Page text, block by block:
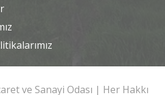
ve Sanayi Odası | Her Hakkı